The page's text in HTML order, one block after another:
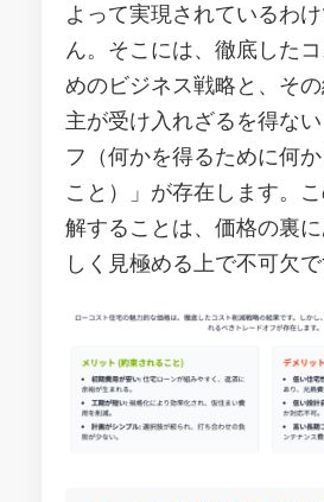
よって実現されているわ
ん。そこには、徹底した
めのビジネス戦略と、そ
主が受け入れざるを得な
フ（何かを得るために何
こと）」が存在します。
解することは、価格の裏
しく見極める上で不可欠で